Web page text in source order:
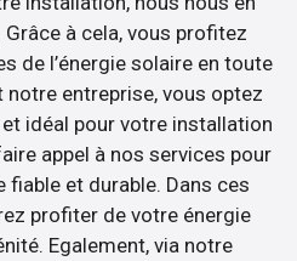
à cela, vous profitez
de l’énergie solaire en toute
entreprise, vous optez
idéal pour votre installation
appel à nos services pour
et durable. Dans ces
profiter de votre énergie
Egalement, via notre